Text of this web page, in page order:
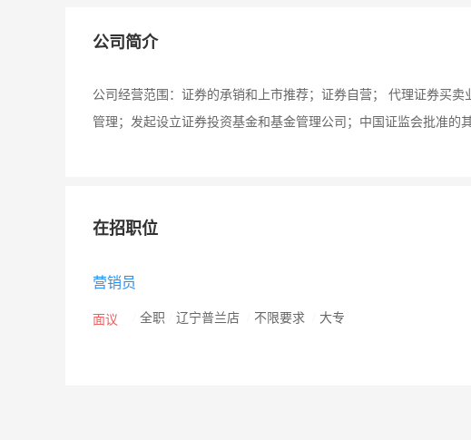
公司简介
公司经营范围：证券的承销和上市推荐；证券自营； 代理证券买
管理；发起设立证券投资基金和基金管理公司；中国证监会批准的其
在招职位
营销员
面议 全职 辽宁普兰店 不限要求 大专